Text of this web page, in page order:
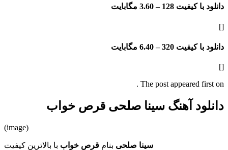
دانلود با کیفیت 128 – 3.60 مگابایت
[]
دانلود با کیفیت 320 – 6.40 مگابایت
[]
The post appeared first on .
دانلود آهنگ سینا صلحی قرص خواب
(image)
سینا صلحی بنام قرص خواب با بالاترین کیفیت